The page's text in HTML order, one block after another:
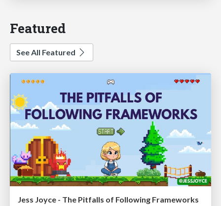
Featured
See All Featured
Jess Joyce - The Pitfalls of Following Frameworks